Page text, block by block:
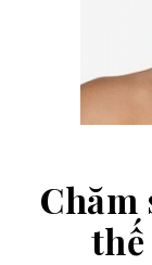
Chăm
thế